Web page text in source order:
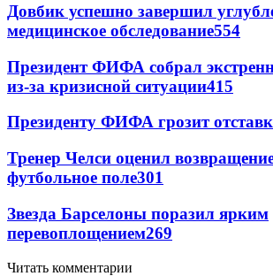
Довбик успешно завершил
медицинское обследование554
Президент ФИФА собрал
из-за кризисной ситуации415
Президенту ФИФА грозит
Тренер Челси оценил
футбольное поле301
Звезда Барселоны поразил ярким
перевоплощением269
Читать комментарии